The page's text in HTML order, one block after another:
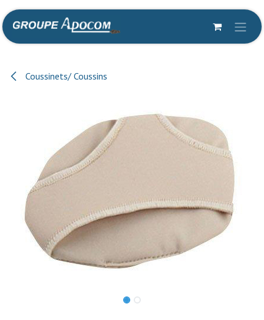
Se rendre au contenu
Coussinets/ Coussins